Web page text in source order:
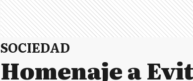
SOCIEDAD
Homenaje a